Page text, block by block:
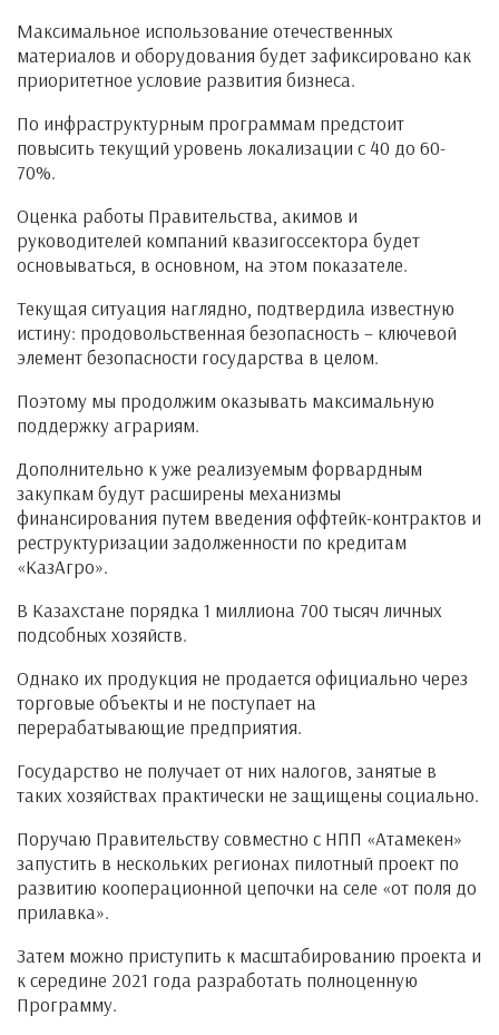
Максимальное использование отечественных
материалов и оборудования будет зафиксировано как
приоритетное условие развития бизнеса.
По инфраструктурным программам предстоит
повысить текущий уровень локализации с 40 до 60-
70%.
Оценка работы Правительства, акимов и
руководителей компаний квазигоссектора будет
основываться, в основном, на этом показателе.
Текущая ситуация наглядно, подтвердила известную
истину: продовольственная безопасность – ключевой
элемент безопасности государства в целом.
Поэтому мы продолжим оказывать максимальную
поддержку аграриям.
Дополнительно к уже реализуемым форвардным
закупкам будут расширены механизмы
финансирования путем введения оффтейк-контрактов и
реструктуризации задолженности по кредитам
«КазАгро».
В Казахстане порядка 1 миллиона 700 тысяч личных
подсобных хозяйств.
Однако их продукция не продается официально через
торговые объекты и не поступает на
перерабатывающие предприятия.
Государство не получает от них налогов, занятые в
таких хозяйствах практически не защищены социально.
Поручаю Правительству совместно с НПП «Атамекен»
запустить в нескольких регионах пилотный проект по
развитию кооперационной цепочки на селе «от поля до
прилавка».
Затем можно приступить к масштабированию проекта и
к середине 2021 года разработать полноценную
Программу.